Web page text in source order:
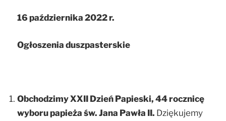
16 października 2022 r.
Ogłoszenia duszpasterskie
Obchodzimy XXII Dzień Papieski, 44 rocznicę
wyboru papieża św. Jana Pawła II. Dziękujemy